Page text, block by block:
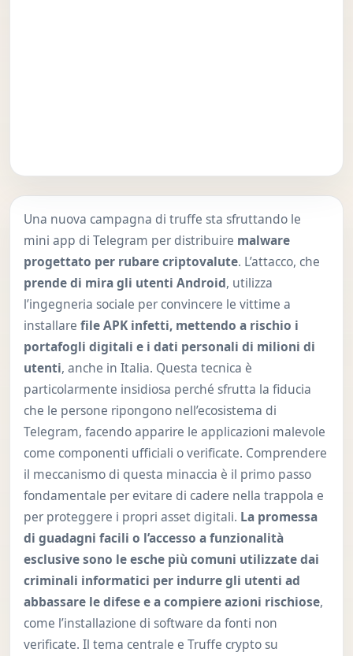
Una nuova campagna di truffe sta sfruttando le
mini app di Telegram per distribuire malware
progettato per rubare criptovalute. L’attacco, che
prende di mira gli utenti Android, utilizza
l’ingegneria sociale per convincere le vittime a
installare file APK infetti, mettendo a rischio i
portafogli digitali e i dati personali di milioni di
utenti, anche in Italia. Questa tecnica è
particolarmente insidiosa perché sfrutta la fiducia
che le persone ripongono nell’ecosistema di
Telegram, facendo apparire le applicazioni malevole
come componenti ufficiali o verificate. Comprendere
il meccanismo di questa minaccia è il primo passo
fondamentale per evitare di cadere nella trappola e
per proteggere i propri asset digitali. La promessa
di guadagni facili o l’accesso a funzionalità
esclusive sono le esche più comuni utilizzate dai
criminali informatici per indurre gli utenti ad
abbassare le difese e a compiere azioni rischiose,
come l’installazione di software da fonti non
verificate. Il tema centrale e Truffe crypto su